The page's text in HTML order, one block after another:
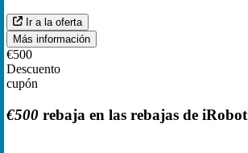
Ir a la oferta
Más información
€500
Descuento
cupón
€500 rebaja en las rebajas de iRobot